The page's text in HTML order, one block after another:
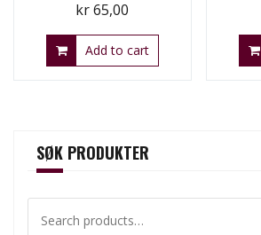
kr65,00
Add to cart
SØK PRODUKTER
for: